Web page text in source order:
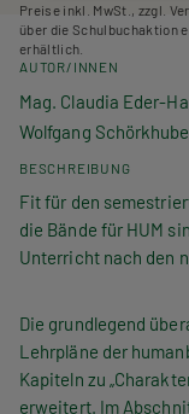
Preise inkl. MwSt., zzgl.
über die Schulbuchaktion
erhältlich.
AUTOR/INNEN
Mag. Claudia Eder-
Wolfgang
BESCHREIBUNG
Fit für den
die Bände für HUM
Unterricht nach den
Die grundlegend
Lehrpläne der
Kapiteln zu
erweitert. Im